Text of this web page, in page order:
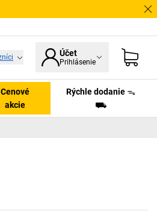
Účet
Prihlásenie
Cenové
akcie
Rýchle dodanie ᯓ
⛟